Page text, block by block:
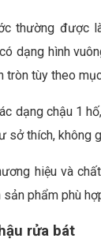
thường được
dạng hình
tròn tùy theo
dạng chậu 1
sở thích, không
hiệu và
phẩm phù
rửa bát